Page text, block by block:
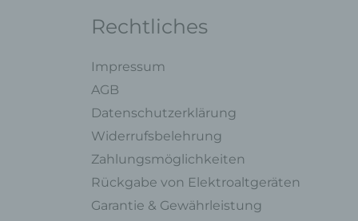
Rechtliches
Impressum
AGB
Datenschutzerklärung
Widerrufsbelehrung
Zahlungsmöglichkeiten
Rückgabe von Elektroaltgeräten
Garantie & Gewährleistung
mit